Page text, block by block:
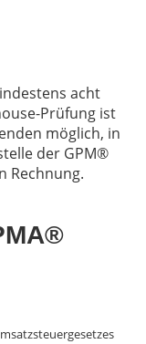
acht
Prüfung ist
möglich, in
der GPM®
Rechnung.